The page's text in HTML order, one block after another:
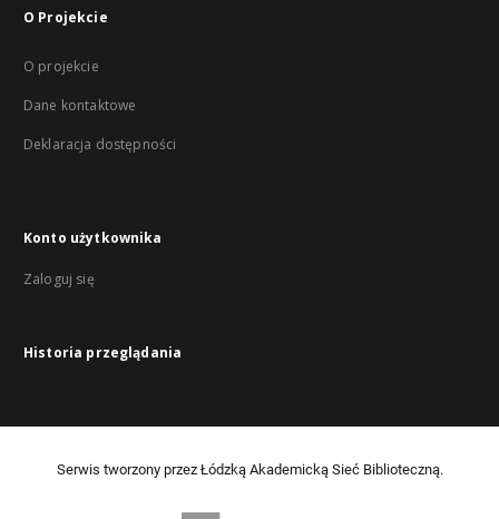
O Projekcie
O projekcie
Dane kontaktowe
Deklaracja dostępności
Konto użytkownika
Zaloguj się
Historia przeglądania
Serwis tworzony przez Łódzką Akademicką Sieć Biblioteczną.